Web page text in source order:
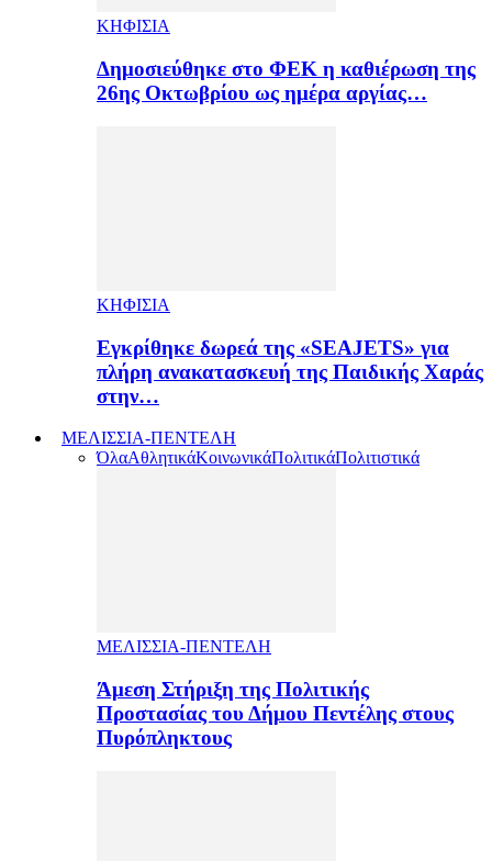
ΚΗΦΙΣΙΑ
Δημοσιεύθηκε στο ΦΕΚ η καθιέρωση της
26ης Οκτωβρίου ως ημέρα αργίας…
ΚΗΦΙΣΙΑ
Εγκρίθηκε δωρεά της «SEAJETS» για
πλήρη ανακατασκευή της Παιδικής Χαράς
στην…
ΜΕΛΙΣΣΙΑ-ΠΕΝΤΕΛΗ
ΌλαΑθλητικάΚοινωνικάΠολιτικάΠολιτιστικά
ΜΕΛΙΣΣΙΑ-ΠΕΝΤΕΛΗ
Άμεση Στήριξη της Πολιτικής
Προστασίας του Δήμου Πεντέλης στους
Πυρόπληκτους